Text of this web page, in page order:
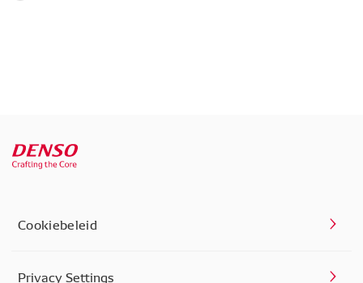
Cookiebeleid
Privacy Settings